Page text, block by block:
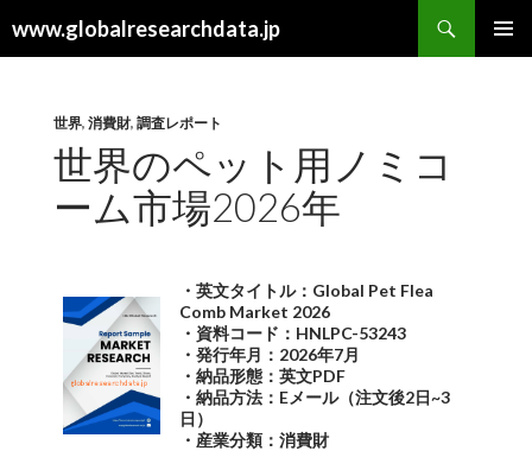
www.globalresearchdata.jp
索
世界, 消費財, 調査レポート
世界のペット用ノミコ
ーム市場2026年
・英文タイトル：Global Pet Flea
Comb Market 2026
・資料コード：HNLPC-53243
・発行年月：2026年7月
・納品形態：英文PDF
・納品方法：Eメール（注文後2日~3
日）
・産業分類：消費財